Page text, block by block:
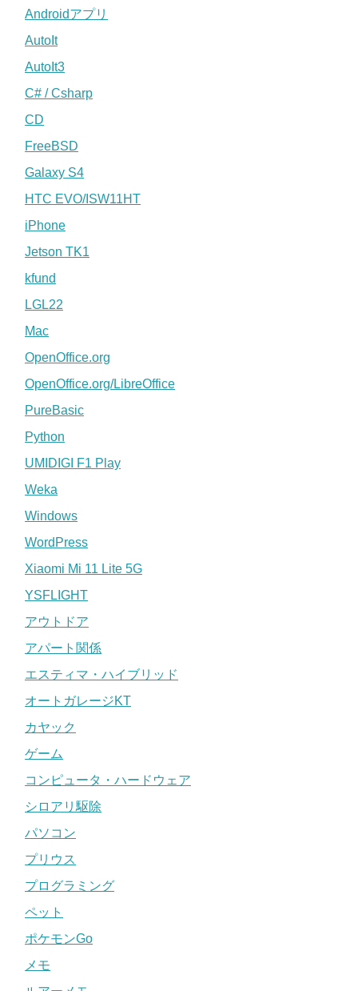
Androidアプリ
AutoIt
AutoIt3
C# / Csharp
CD
FreeBSD
Galaxy S4
HTC EVO/ISW11HT
iPhone
Jetson TK1
kfund
LGL22
Mac
OpenOffice.org
OpenOffice.org/LibreOffice
PureBasic
Python
UMIDIGI F1 Play
Weka
Windows
WordPress
Xiaomi Mi 11 Lite 5G
YSFLIGHT
アウトドア
アパート関係
エスティマ・ハイブリッド
オートガレージKT
カヤック
ゲーム
コンピュータ・ハードウェア
シロアリ駆除
パソコン
プリウス
プログラミング
ペット
ポケモンGo
メモ